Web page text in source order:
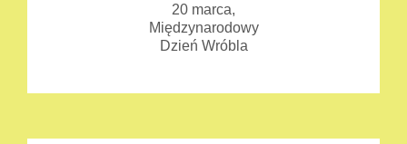
20 marca,
Międzynarodowy
Dzień Wróbla